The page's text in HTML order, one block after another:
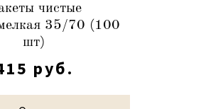
чистые
35/70 (100
шт)
руб.